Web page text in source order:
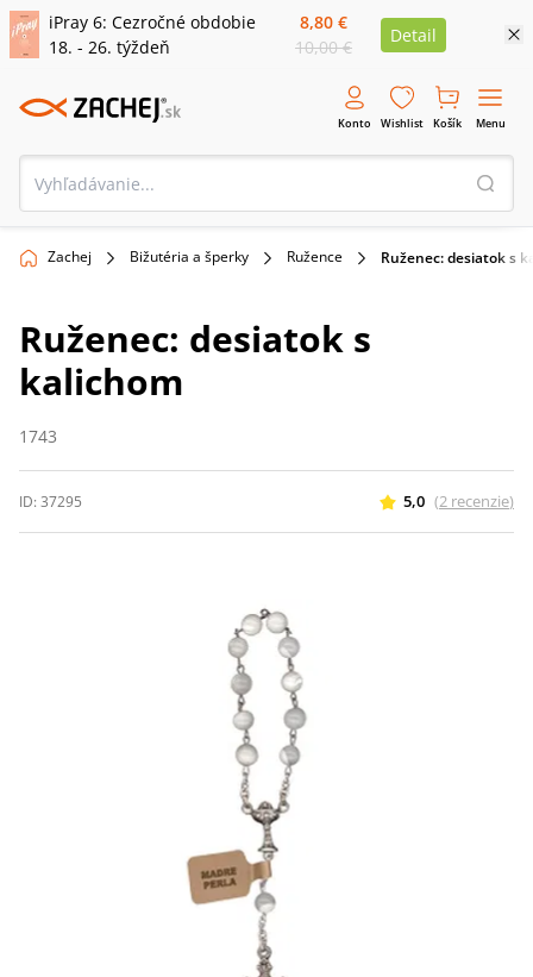
iPray 6: Cezročné obdobie
18. - 26. týždeň
8,80 €
10,00 €
Detail
Konto Wishlist Košík Menu
Zachej Bižutéria a šperky Ružence Ruženec: desiatok s
Ruženec: desiatok s
kalichom
1743
ID: 37295 5,0 (2 recenzie)